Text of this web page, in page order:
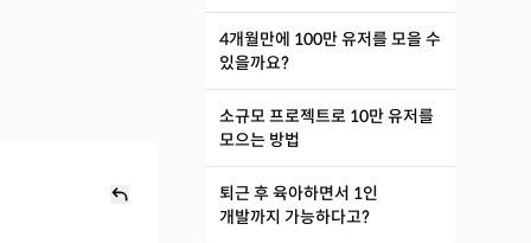
4개월만에 100만 유저를 모을 수
있을까요?
소규모 프로젝트로 10만 유저를
모으는 방법
퇴근 후 육아하면서 1인
개발까지 가능하다고?